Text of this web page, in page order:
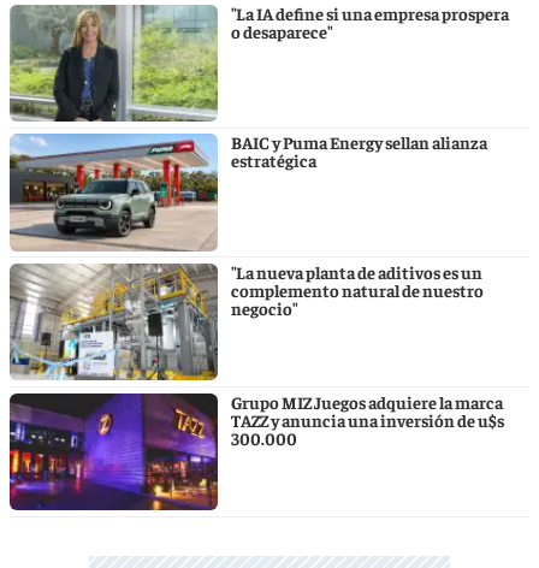
"La IA define si una empresa prospera
o desaparece"
BAIC y Puma Energy sellan alianza
estratégica
"La nueva planta de aditivos es un
complemento natural de nuestro
negocio"
Grupo MIZ Juegos adquiere la marca
TAZZ y anuncia una inversión de u$s
300.000